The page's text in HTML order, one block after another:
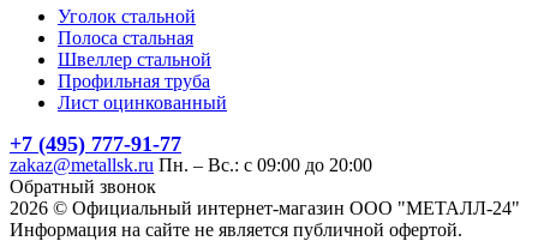
Уголок стальной
Полоса стальная
Швеллер стальной
Профильная труба
Лист оцинкованный
+7 (495) 777-91-77
zakaz@metallsk.ru Пн. – Вс.: с 09:00 до 20:00
Обратный звонок
2026 © Официальный интернет-магазин ООО "МЕТАЛЛ-24"
Информация на сайте не является публичной офертой.